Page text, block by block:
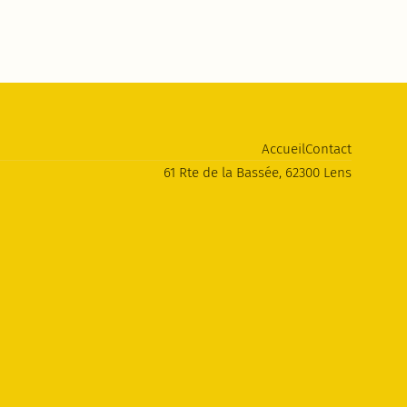
AccueilContact
61 Rte de la Bassée, 62300 Lens